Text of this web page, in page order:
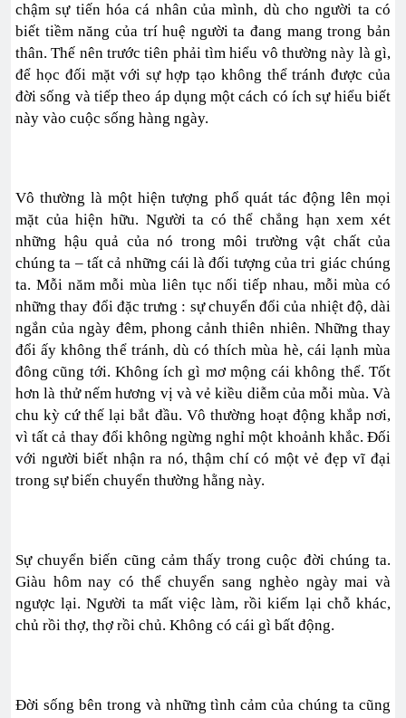
chậm sự tiến hóa cá nhân của mình, dù cho người ta có
biết tiềm năng của trí huệ người ta đang mang trong bản
thân. Thế nên trước tiên phải tìm hiểu vô thường này là gì,
để học đối mặt với sự hợp tạo không thể tránh được của
đời sống và tiếp theo áp dụng một cách có ích sự hiểu biết
này vào cuộc sống hàng ngày.
Vô thường là một hiện tượng phổ quát tác động lên mọi
mặt của hiện hữu. Người ta có thể chẳng hạn xem xét
những hậu quả của nó trong môi trường vật chất của
chúng ta – tất cả những cái là đối tượng của tri giác chúng
ta. Mỗi năm mỗi mùa liên tục nối tiếp nhau, mỗi mùa có
những thay đổi đặc trưng : sự chuyển đổi của nhiệt độ, dài
ngắn của ngày đêm, phong cảnh thiên nhiên. Những thay
đổi ấy không thể tránh, dù có thích mùa hè, cái lạnh mùa
đông cũng tới. Không ích gì mơ mộng cái không thể. Tốt
hơn là thử nếm hương vị và vẻ kiều diễm của mỗi mùa. Và
chu kỳ cứ thế lại bắt đầu. Vô thường hoạt động khắp nơi,
vì tất cả thay đổi không ngừng nghỉ một khoảnh khắc. Đối
với người biết nhận ra nó, thậm chí có một vẻ đẹp vĩ đại
trong sự biến chuyển thường hằng này.
Sự chuyển biến cũng cảm thấy trong cuộc đời chúng ta.
Giàu hôm nay có thể chuyển sang nghèo ngày mai và
ngược lại. Người ta mất việc làm, rồi kiếm lại chỗ khác,
chủ rồi thợ, thợ rồi chủ. Không có cái gì bất động.
Đời sống bên trong và những tình cảm của chúng ta cũng